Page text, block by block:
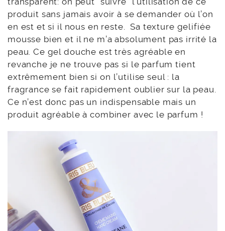
produit sans jamais avoir à se demander où l’on
en est et si il nous en reste. Sa texture gelifiée
mousse bien et il ne m’a absolument pas irrité la
peau. Ce gel douche est très agréable en
revanche je ne trouve pas si le parfum tient
extrêmement bien si on l’utilise seul : la
fragrance se fait rapidement oublier sur la peau.
Ce n’est donc pas un indispensable mais un
produit agréable à combiner avec le parfum !